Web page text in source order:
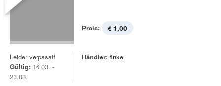
Preis: € 1,00
Leider verpasst!
Gültig: 16.03. -
23.03.
Händler: finke